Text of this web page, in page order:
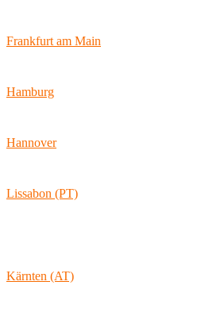
Frankfurt am Main
Hamburg
Hannover
Lissabon (PT)
Kärnten (AT)